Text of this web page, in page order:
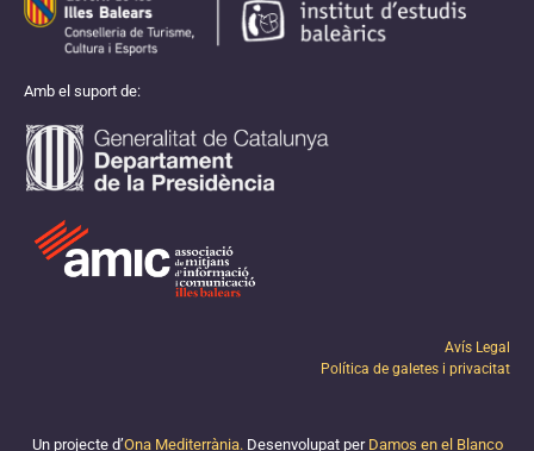
Amb el suport de:
Avís Legal
Política de galetes i privacitat
Un projecte d’Ona Mediterrània. Desenvolupat per Damos en el Blanco